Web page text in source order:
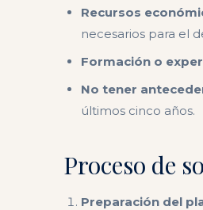
Recursos
necesarios para el
Formación o
No tener
últimos cinco años.
Proceso de
Preparación del